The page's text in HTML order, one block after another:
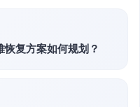
复方案如何规划？